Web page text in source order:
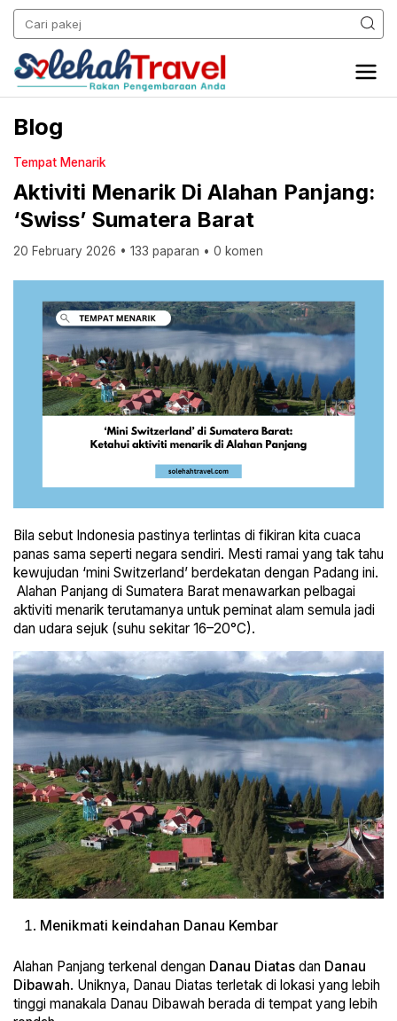
Blog
Tempat Menarik
Aktiviti Menarik Di Alahan Panjang:
‘Swiss’ Sumatera Barat
20 February 2026 • 133 paparan • 0 komen
Bila sebut Indonesia pastinya terlintas di fikiran kita cuaca
panas sama seperti negara sendiri. Mesti ramai yang tak tahu
kewujudan ‘mini Switzerland’ berdekatan dengan Padang ini.
Alahan Panjang di Sumatera Barat menawarkan pelbagai
aktiviti menarik terutamanya untuk peminat alam semula jadi
dan udara sejuk (suhu sekitar 16–20°C).
Menikmati keindahan Danau Kembar
Alahan Panjang terkenal dengan Danau Diatas dan Danau
Dibawah. Uniknya, Danau Diatas terletak di lokasi yang lebih
tinggi manakala Danau Dibawah berada di tempat yang lebih